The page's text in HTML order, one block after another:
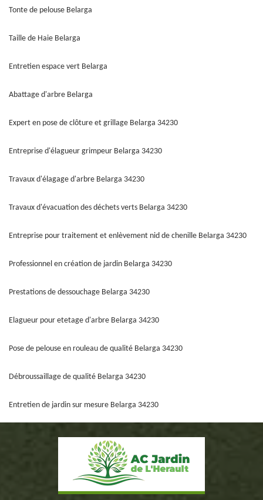
Tonte de pelouse Belarga
Taille de Haie Belarga
Entretien espace vert Belarga
Abattage d'arbre Belarga
Expert en pose de clôture et grillage Belarga 34230
Entreprise d'élagueur grimpeur Belarga 34230
Travaux d'élagage d'arbre Belarga 34230
Travaux d'évacuation des déchets verts Belarga 34230
Entreprise pour traitement et enlèvement nid de chenille Belarga 34230
Professionnel en création de jardin Belarga 34230
Prestations de dessouchage Belarga 34230
Elagueur pour etetage d'arbre Belarga 34230
Pose de pelouse en rouleau de qualité Belarga 34230
Débroussaillage de qualité Belarga 34230
Entretien de jardin sur mesure Belarga 34230